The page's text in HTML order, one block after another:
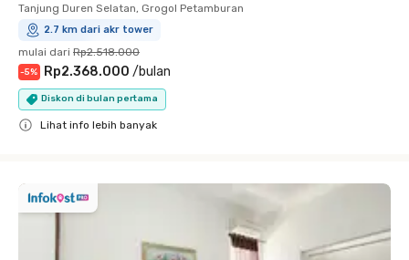
Tanjung Duren Selatan, Grogol Petamburan
2.7 km dari akr tower
mulai dari Rp2.518.000
-5% Rp2.368.000 /bulan
Diskon di bulan pertama
Lihat info lebih banyak